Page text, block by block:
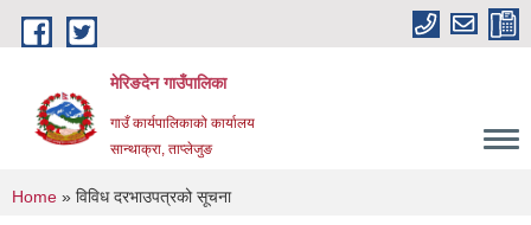
Skip to main content
मेरिङदेन गाउँपालिका
गाउँ कार्यपालिकाको कार्यालय
सान्थाक्रा, ताप्लेजुङ
You are here
Home » विविध दरभाउपत्रको सूचना